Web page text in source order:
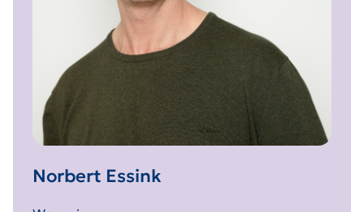
Norbert Essink